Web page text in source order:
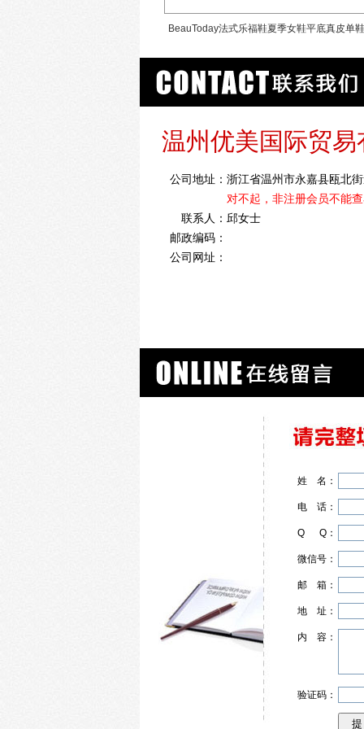
BeauToday法式乐福鞋夏季女鞋平底真皮单
古小皮鞋软底
温州优美国际贸易
公司地址： 浙江省温州市永嘉县瓯北
对不起，非注册会员不能
联系人： 邱女士
邮政编码：
公司网址：
姓 名 ：
电 话 ：
Q Q ：
微信号：
邮 箱 ：
地 址 ：
内 容 ：
验证码：